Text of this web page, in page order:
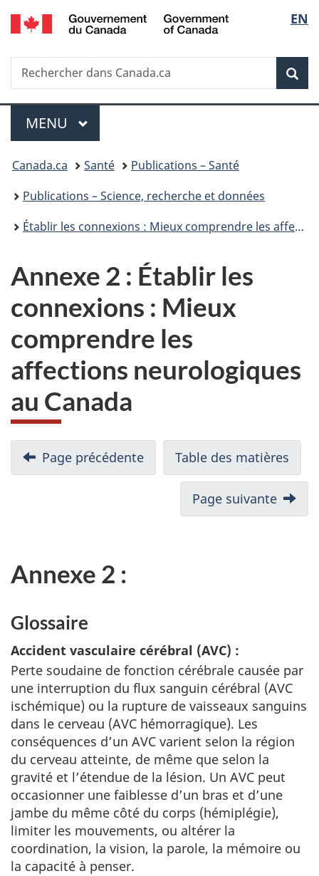
Passer
au
principal
Passer
à
Au
du
Passer
à
version
simplifiée
de
la
EN
Recherche
Rechercher
dans
Menu
MENU PRINCIPAL
Vous
êtes
ici :
Canada.ca Santé
Publications – Santé
Publications – Science, recherche et données
Établir les connexions : Mieux comprendre les affections neurologiques au Canada
Annexe 2 : Établir les
connexions : Mieux
comprendre les
affections neurologiques
au Canada
Page précédente Table des matières
Page suivante
Annexe 2 :
Glossaire
Accident vasculaire cérébral (AVC) :
Perte soudaine de fonction cérébrale causée par
une interruption du flux sanguin cérébral (AVC
ischémique) ou la rupture de vaisseaux sanguins
dans le cerveau (AVC hémorragique). Les
conséquences d’un AVC varient selon la région
du cerveau atteinte, de même que selon la
gravité et l’étendue de la lésion. Un AVC peut
occasionner une faiblesse d’un bras et d’une
jambe du même côté du corps (hémiplégie),
limiter les mouvements, ou altérer la
coordination, la vision, la parole, la mémoire ou
la capacité à penser.